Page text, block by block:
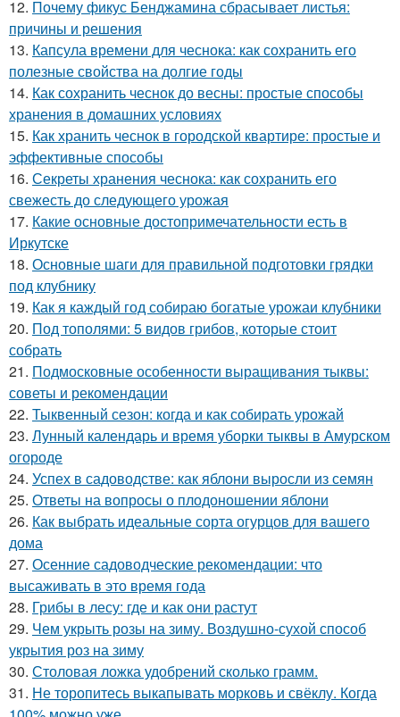
12. Почему фикус Бенджамина сбрасывает листья:
причины и решения
13. Капсула времени для чеснока: как сохранить его
полезные свойства на долгие годы
14. Как сохранить чеснок до весны: простые способы
хранения в домашних условиях
15. Как хранить чеснок в городской квартире: простые и
эффективные способы
16. Секреты хранения чеснока: как сохранить его
свежесть до следующего урожая
17. Какие основные достопримечательности есть в
Иркутске
18. Основные шаги для правильной подготовки грядки
под клубнику
19. Как я каждый год собираю богатые урожаи клубники
20. Под тополями: 5 видов грибов, которые стоит
собрать
21. Подмосковные особенности выращивания тыквы:
советы и рекомендации
22. Тыквенный сезон: когда и как собирать урожай
23. Лунный календарь и время уборки тыквы в Амурском
огороде
24. Успех в садоводстве: как яблони выросли из семян
25. Ответы на вопросы о плодоношении яблони
26. Как выбрать идеальные сорта огурцов для вашего
дома
27. Осенние садоводческие рекомендации: что
высаживать в это время года
28. Грибы в лесу: где и как они растут
29. Чем укрыть розы на зиму. Воздушно-сухой способ
укрытия роз на зиму
30. Столовая ложка удобрений сколько грамм.
31. Не торопитесь выкапывать морковь и свёклу. Когда